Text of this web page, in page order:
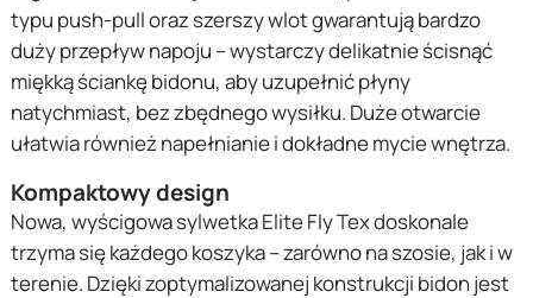
typu push-pull oraz szerszy wlot gwarantują bardzo
duży przepływ napoju – wystarczy delikatnie ścisnąć
miękką ściankę bidonu, aby uzupełnić płyny
natychmiast, bez zbędnego wysiłku. Duże otwarcie
ułatwia również napełnianie i dokładne mycie wnętrza.
Kompaktowy design
Nowa, wyścigowa sylwetka Elite Fly Tex doskonale
trzyma się każdego koszyka – zarówno na szosie, jak i w
terenie. Dzięki zoptymalizowanej konstrukcji bidon jest